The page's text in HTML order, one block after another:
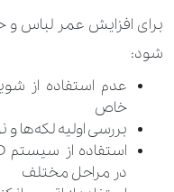
کاپشن اسکی
کاپشن بهاره
کاپشن پر
برای افزایش عمر لباس و
شود:
عدم استفاده از
خاص
بررسی اولیه لکه‌ها
در مراحل مختلف